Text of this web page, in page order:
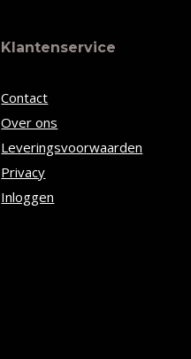
Klantenservice
Contact
Over ons
Leveringsvoorwaarden
Privacy
Inloggen